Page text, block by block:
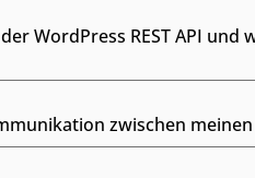
WordPress REST API und
zwischen